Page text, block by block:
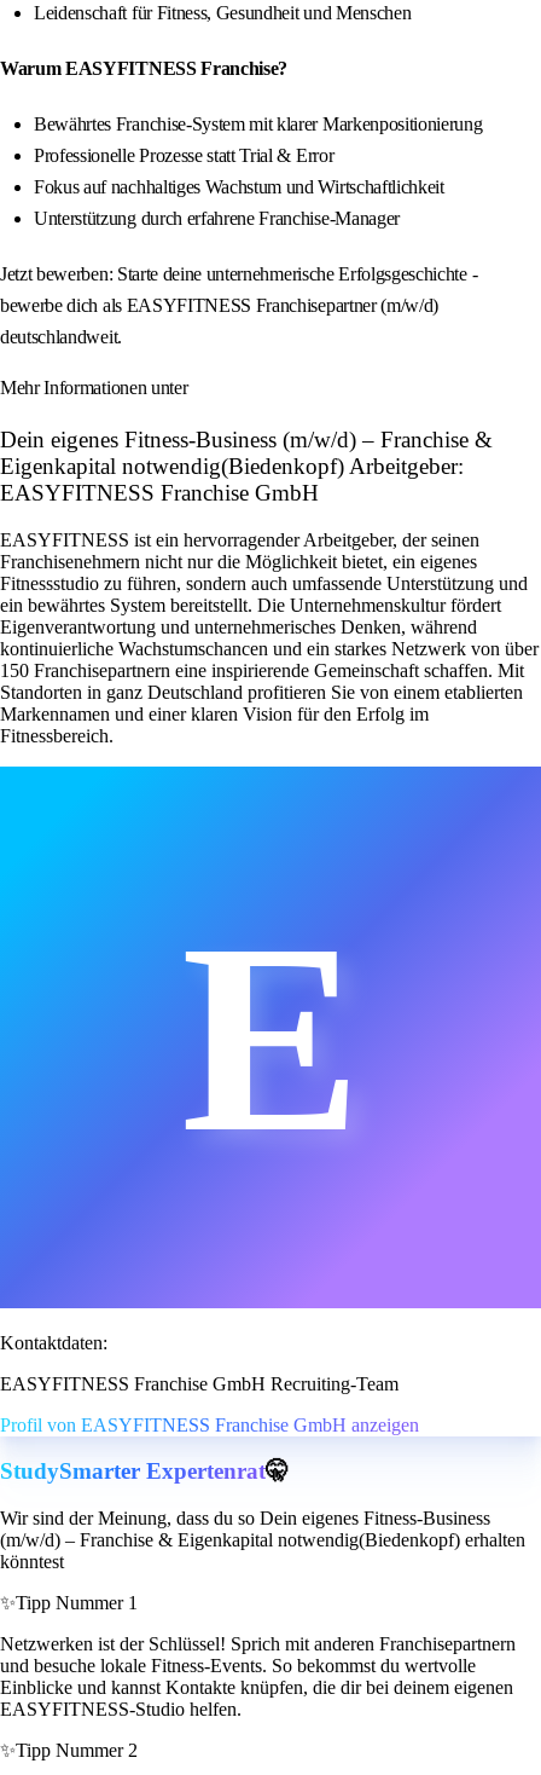
Leidenschaft für Fitness, Gesundheit und Menschen
Warum EASYFITNESS Franchise?
Bewährtes Franchise-System mit klarer Markenpositionierung
Professionelle Prozesse statt Trial & Error
Fokus auf nachhaltiges Wachstum und Wirtschaftlichkeit
Unterstützung durch erfahrene Franchise-Manager
Jetzt bewerben: Starte deine unternehmerische Erfolgsgeschichte -
bewerbe dich als EASYFITNESS Franchisepartner (m/w/d)
deutschlandweit.
Mehr Informationen unter
Dein eigenes Fitness-Business (m/w/d) – Franchise &
Eigenkapital notwendig(Biedenkopf) Arbeitgeber:
EASYFITNESS Franchise GmbH
EASYFITNESS ist ein hervorragender Arbeitgeber, der seinen
Franchisenehmern nicht nur die Möglichkeit bietet, ein eigenes
Fitnessstudio zu führen, sondern auch umfassende Unterstützung und
ein bewährtes System bereitstellt. Die Unternehmenskultur fördert
Eigenverantwortung und unternehmerisches Denken, während
kontinuierliche Wachstumschancen und ein starkes Netzwerk von über
150 Franchisepartnern eine inspirierende Gemeinschaft schaffen. Mit
Standorten in ganz Deutschland profitieren Sie von einem etablierten
Markennamen und einer klaren Vision für den Erfolg im
Fitnessbereich.
E
Kontaktdaten:
EASYFITNESS Franchise GmbH Recruiting-Team
Profil von EASYFITNESS Franchise GmbH anzeigen
StudySmarter Expertenrat🤫
Wir sind der Meinung, dass du so Dein eigenes Fitness-Business
(m/w/d) – Franchise & Eigenkapital notwendig(Biedenkopf) erhalten
könntest
✨Tipp Nummer 1
Netzwerken ist der Schlüssel! Sprich mit anderen Franchisepartnern
und besuche lokale Fitness-Events. So bekommst du wertvolle
Einblicke und kannst Kontakte knüpfen, die dir bei deinem eigenen
EASYFITNESS-Studio helfen.
✨Tipp Nummer 2